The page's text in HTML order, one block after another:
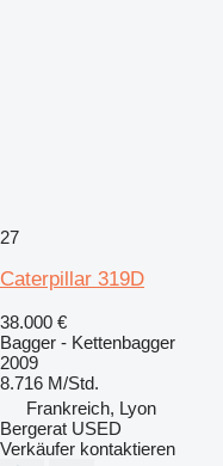
27
Caterpillar 319D
38.000 €
Bagger - Kettenbagger
2009
8.716 M/Std.
Frankreich, Lyon
Bergerat USED
Verkäufer kontaktieren